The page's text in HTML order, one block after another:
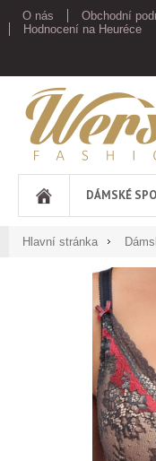
O nás Obchodní
Hodnocení na Heuréce
Werso
DÁMSKÉ
Hlavní stránka